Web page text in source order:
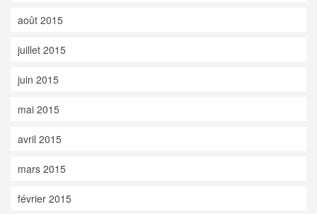
août 2015
juillet 2015
juin 2015
mai 2015
avril 2015
mars 2015
février 2015